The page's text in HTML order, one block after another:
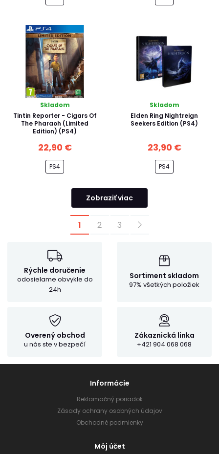
Skladom
Tintin Reporter - Cigars Of
The Pharaoh (Limited
Edition) (PS4)
22,90 €
PS4
Skladom
Elden Ring Nightreign
Seekers Edition (PS4)
23,90 €
PS4
Zobraziť viac
1 2 3
Rýchle doručenie
odosielame obvykle do
24h
Sortiment skladom
97% všetkých položiek
Overený obchod
u nás ste v bezpečí
Zákaznická linka
+421 904 068 068
Informácie
Reklamačný poriadok
Zásady ochrany osobných údajov
Obchodné podmienky
Môj účet